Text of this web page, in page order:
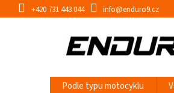
na
+420 731 443 044 info@enduro9.cz
Podle typu motocyklu